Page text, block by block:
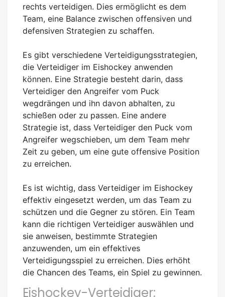
rechts verteidigen. Dies ermöglicht es dem
Team, eine Balance zwischen offensiven und
defensiven Strategien zu schaffen.
Es gibt verschiedene Verteidigungsstrategien,
die Verteidiger im Eishockey anwenden
können. Eine Strategie besteht darin, dass
Verteidiger den Angreifer vom Puck
wegdrängen und ihn davon abhalten, zu
schießen oder zu passen. Eine andere
Strategie ist, dass Verteidiger den Puck vom
Angreifer wegschieben, um dem Team mehr
Zeit zu geben, um eine gute offensive Position
zu erreichen.
Es ist wichtig, dass Verteidiger im Eishockey
effektiv eingesetzt werden, um das Team zu
schützen und die Gegner zu stören. Ein Team
kann die richtigen Verteidiger auswählen und
sie anweisen, bestimmte Strategien
anzuwenden, um ein effektives
Verteidigungsspiel zu erreichen. Dies erhöht
die Chancen des Teams, ein Spiel zu gewinnen.
Eishockey-Verteidiger: